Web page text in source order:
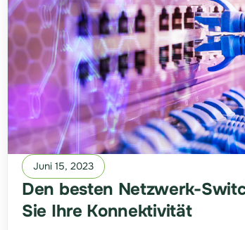
Juni 15, 2023
Den besten Netzwerk-
Sie Ihre Konnektivität